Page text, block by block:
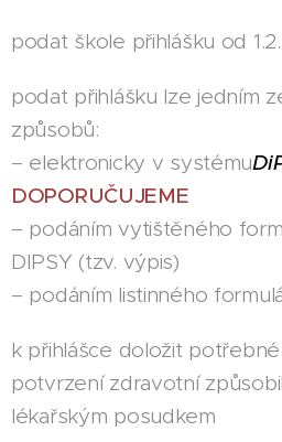
podat škole přihlášku od
podat přihlášku lze jedním
způsobů:
– elektronicky v systému
DOPORUČUJEME
– podáním vytištěného
DIPSY (tzv. výpis)
– podáním listinného
k přihlášce doložit
potvrzení zdravotní
lékařským posudkem